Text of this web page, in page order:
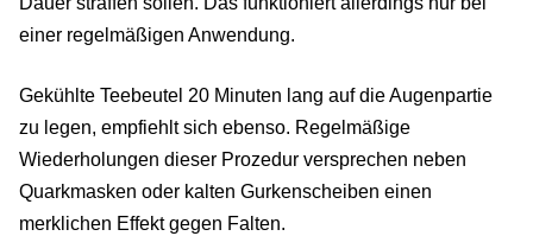
einer regelmäßigen Anwendung.
Gekühlte Teebeutel 20 Minuten lang auf die Augenpartie
zu legen, empfiehlt sich ebenso. Regelmäßige
Wiederholungen dieser Prozedur versprechen neben
Quarkmasken oder kalten Gurkenscheiben einen
merklichen Effekt gegen Falten.